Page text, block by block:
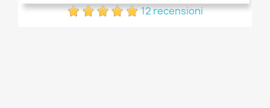
12 recensioni